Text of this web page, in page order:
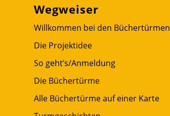
Wegweiser
Willkommen bei den Büchertürmen
Die Projektidee
So geht’s/Anmeldung
Die Büchertürme
Alle Büchertürme auf einer Karte